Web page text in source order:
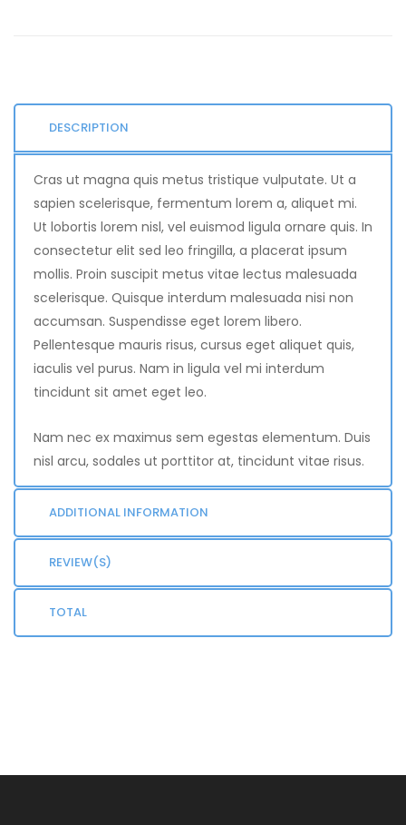
DESCRIPTION
Cras ut magna quis metus tristique vulputate. Ut a
sapien scelerisque, fermentum lorem a, aliquet mi.
Ut lobortis lorem nisl, vel euismod ligula ornare quis. In
consectetur elit sed leo fringilla, a placerat ipsum
mollis. Proin suscipit metus vitae lectus malesuada
scelerisque. Quisque interdum malesuada nisi non
accumsan. Suspendisse eget lorem libero.
Pellentesque mauris risus, cursus eget aliquet quis,
iaculis vel purus. Nam in ligula vel mi interdum
tincidunt sit amet eget leo.
Nam nec ex maximus sem egestas elementum. Duis
nisl arcu, sodales ut porttitor at, tincidunt vitae risus.
ADDITIONAL INFORMATION
REVIEW(S)
TOTAL